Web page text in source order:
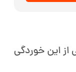
این خوردگی